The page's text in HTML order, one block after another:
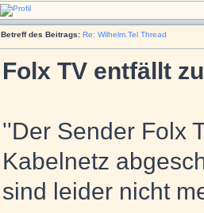
Betreff des Beitrags: Re: Wilhelm.Tel Thread
Folx TV entfällt
''Der Sender Folx
Kabelnetz
sind leider nicht